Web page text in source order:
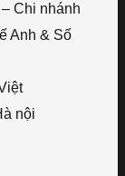
Chi nhánh
Anh & Số
nội